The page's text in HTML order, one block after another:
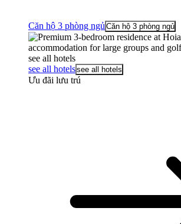
Căn hộ 3 phòng ngủ Căn hộ 3 phòng ngủ
see all hotels
see all hotelssee all hotels
Ưu đãi lưu trú